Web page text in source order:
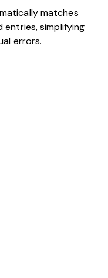
matches
simplifying
errors.